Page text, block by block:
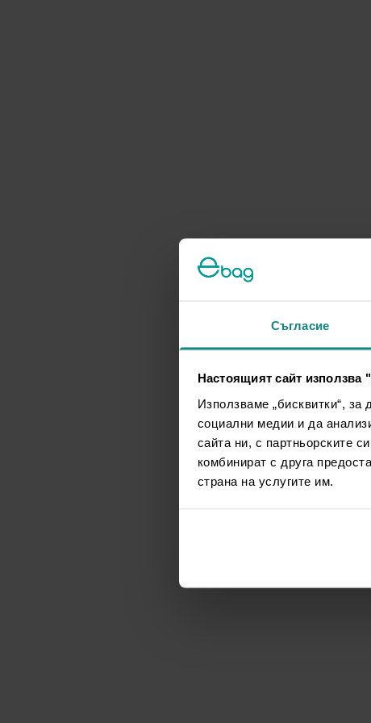
Съгласие
Настоящият сайт използва
Използваме „бисквитки“,
социални медии и да
сайта ни, с партньорските
комбинират с друга
страна на услугите им.